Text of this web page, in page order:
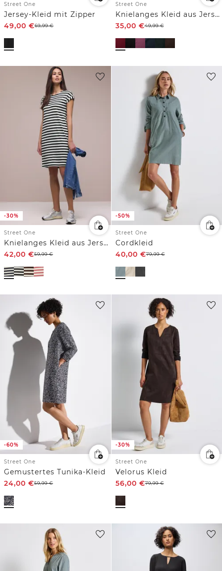
Street One
Jersey-Kleid mit Zipper
49,00 €69,99€
Street One
Knielanges Kleid aus Jersey
35,00 €49,99€
-30%
Street One
Knielanges Kleid aus Jersey mit Streifen
42,00 €59,99€
-50%
Street One
Cordkleid
40,00 €79,99€
-60%
Street One
Gemustertes Tunika-Kleid
24,00 €59,99€
-30%
Street One
Velorus Kleid
56,00 €79,99€